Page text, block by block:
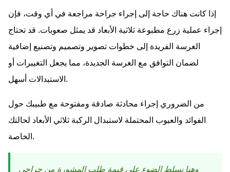
إذا كانت هناك حاجة إلى إجراء جراحة مراجعة في أي وقت، فإن
إجراء عملية زرع مطبوعة ثلاثية الأبعاد قد يمثل صعوبات. قد تحتاج
الغرسة الفريدة إلى خطوات تصوير وتصميم وتصنيع إضافية
لضمان التوافق مع الغرسة الجديدة، مما يجعل التغييرات أو
الاستبدالات أسهل.
من الضروري إجراء محادثة صادقة ومفتوحة مع طبيبك حول
الفوائد والعيوب المحتملة لاستبدال الركبة ثلاثي الأبعاد لحالتك
الخاصة.
وهنا نسلط الضوء على قيمة طلب المشورة من جراحي